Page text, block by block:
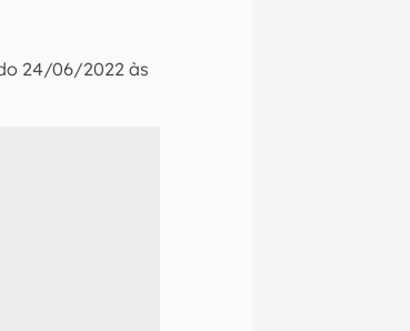
24/06/2022 às